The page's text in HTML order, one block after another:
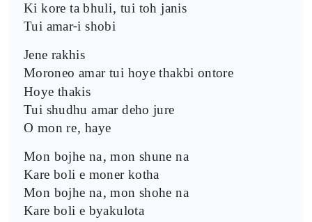
Ki kore ta bhuli, tui toh janis
Tui amar-i shobi
Jene rakhis
Moroneo amar tui hoye thakbi ontore
Hoye thakis
Tui shudhu amar deho jure
O mon re, haye
Mon bojhe na, mon shune na
Kare boli e moner kotha
Mon bojhe na, mon shohe na
Kare boli e byakulota